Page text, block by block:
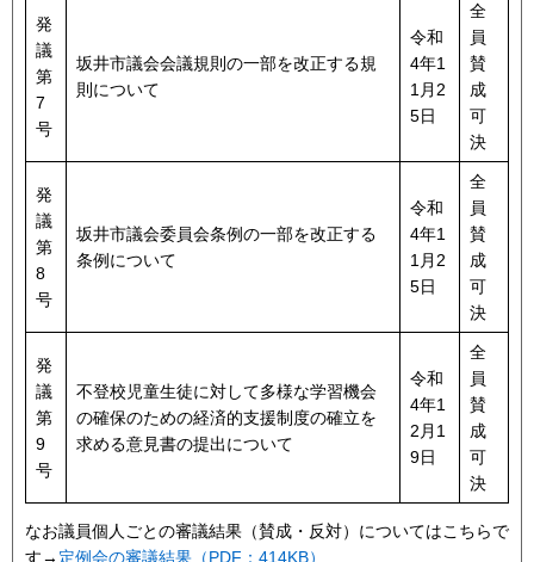
発
議
第
7
号
坂井市議会会議規則の一部を改正する規
則について
令和
4年1
1月2
5日
全
員
賛
成
可
決
発
議
第
8
号
坂井市議会委員会条例の一部を改正する
条例について
令和
4年1
1月2
5日
全
員
賛
成
可
決
発
議
第
9
号
不登校児童生徒に対して多様な学習機会
の確保のための経済的支援制度の確立を
求める意見書の提出について
令和
4年1
2月1
9日
全
員
賛
成
可
決
なお議員個人ごとの審議結果（賛成・反対）についてはこちらで
す→ 定例会の審議結果（PDF：414KB）